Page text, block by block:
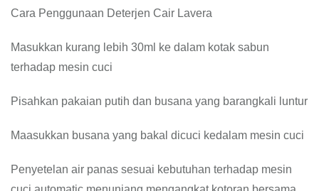
Cara Penggunaan Deterjen Cair Lavera
Masukkan kurang lebih 30ml ke dalam kotak sabun
terhadap mesin cuci
Pisahkan pakaian putih dan busana yang barangkali luntur
Maasukkan busana yang bakal dicuci kedalam mesin cuci
Penyetelan air panas sesuai kebutuhan terhadap mesin